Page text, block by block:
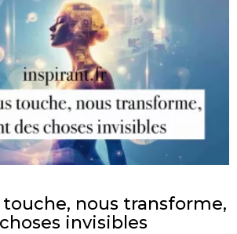
nous transforme,
invisibles